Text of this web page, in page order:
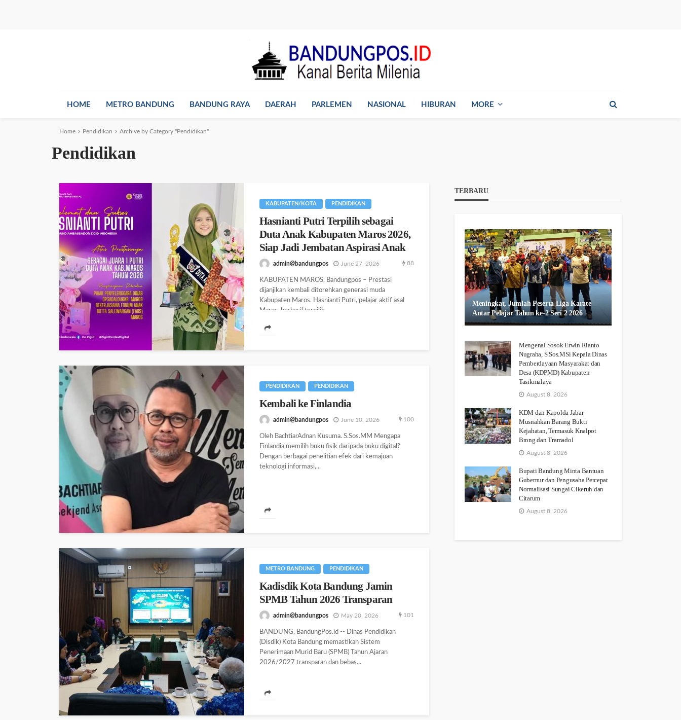
HOME METRO BANDUNG BANDUNG RAYA DAERAH PARLEMEN NASIONAL HIBURAN MORE
Home Pendidikan Archive by Category "Pendidikan"
Pendidikan
KABUPATEN/KOTA PENDIDIKAN
Hasnianti Putri Terpilih sebagai
Duta Anak Kabupaten Maros 2026,
Siap Jadi Jembatan Aspirasi Anak
admin@bandungpos June 27, 2026 88
KABUPATEN MAROS, Bandungpos – Prestasi
dijanjikan kembali ditorehkan generasi muda
Kabupaten Maros. Hasnianti Putri, pelajar aktif asal
Maros, berhasil terpilih...
PENDIDIKAN PENDIDIKAN
Kembali ke Finlandia
admin@bandungpos June 10, 2026 100
Oleh BachtiarAdnan Kusuma. S.Sos.MM Mengapa
Finlandia memilih buku fisik daripada buku digital?
Dengan berbagai penelitian efek dari kemajuan
teknologi informasi,...
METRO BANDUNG PENDIDIKAN
Kadisdik Kota Bandung Jamin
SPMB Tahun 2026 Transparan
admin@bandungpos May 20, 2026 101
BANDUNG, BandungPos.id -- Dinas Pendidikan
(Disdik) Kota Bandung memastikan Sistem
Penerimaan Murid Baru (SPMB) Tahun Ajaran
2026/2027 transparan dan bebas...
TERBARU
Meningkat, Jumlah Peserta Liga Karate
Antar Pelajar Tahun ke-2 Seri 2 2026
Mengenal Sosok Erwin Rianto
Nugraha, S.Sos.MSi Kepala Dinas
Pemberdayaan Masyarakat dan
Desa (KDPMD) Kabupaten
Tasikmalaya
August 8, 2026
KDM dan Kapolda Jabar
Musnahkan Barang Bukti
Kejahatan, Termasuk Knalpot
Brong dan Tramadol
August 8, 2026
Bupati Bandung Minta Bantuan
Gubernur dan Pengusaha Percepat
Normalisasi Sungai Cikeruh dan
Citarum
August 8, 2026